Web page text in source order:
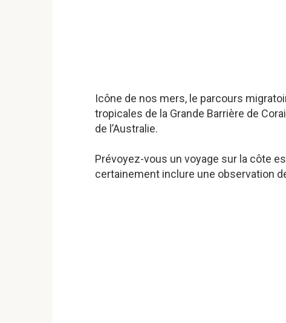
Icône de nos mers, le parcours
tropicales de la Grande Barrière de
de l’Australie.
Prévoyez-vous un voyage sur la côte
certainement inclure une observation